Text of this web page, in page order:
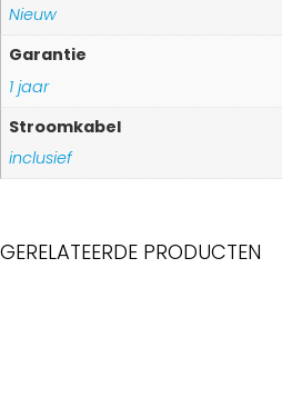
Nieuw
Garantie
1 jaar
Stroomkabel
inclusief
GERELATEERDE PRODUCTEN